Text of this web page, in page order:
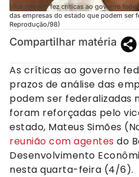
Vice mineiro fez críticas ao governo
das empresas do estado que podem ser
Reprodução/98)
Compartilhar matéria
As críticas ao governo
prazos de análise das
podem ser federalizadas
foram reforçadas pelo
estado, Mateus Simões
reunião com agentes do
Desenvolvimento
nesta quarta-feira (4/6).